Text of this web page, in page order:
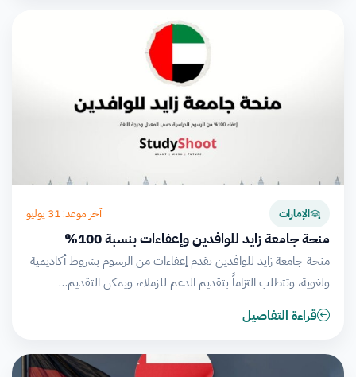
الإمارات آخر موعد: 31 يوليو
منحة جامعة زايد للوافدين وإعفاءات بنسبة 100%
منحة جامعة زايد للوافدين تقدم إعفاءات من الرسوم بشروط أكاديمية
ولغوية، وتتطلب التزاماً بتقديم الدعم للزملاء، ويمكن التقديم…
قراءة التفاصيل